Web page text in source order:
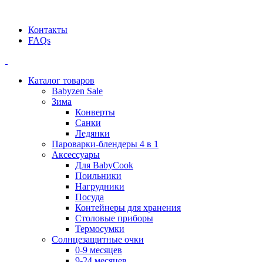
Контакты
FAQs
Каталог товаров
Babyzen Sale
Зима
Конверты
Санки
Ледянки
Пароварки-блендеры 4 в 1
Аксессуары
Для BabyCook
Поильники
Нагрудники
Посуда
Контейнеры для хранения
Столовые приборы
Термосумки
Солнцезащитные очки
0-9 месяцев